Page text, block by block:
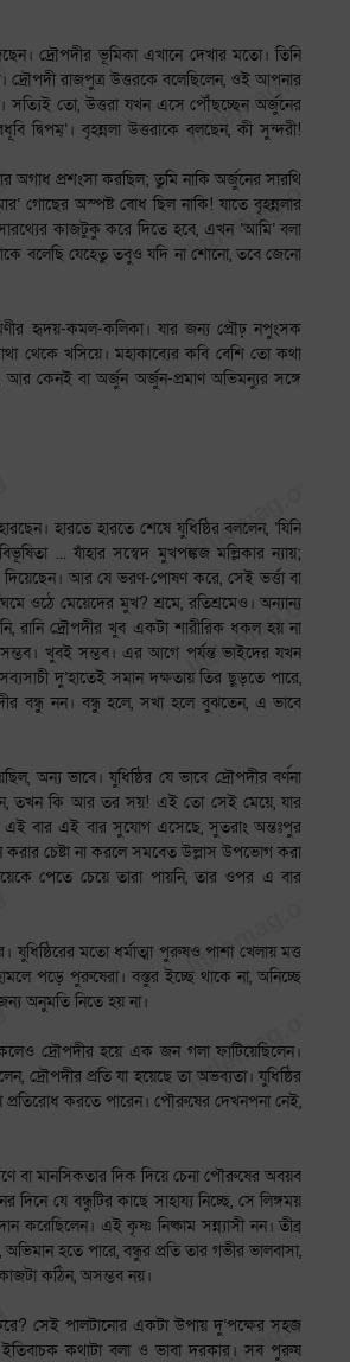
দ্রৌপদীর ভূমিকা এখানে দেখার মতো। তিনি
দ্রৌপদী রাজপুত্র উত্তরকে বলেছিলেন, ওই আপনার
সত্যিই তো, উত্তরা যখন এসে পৌঁছচ্ছেন অর্জুনের
বৃহন্নলা উত্তরাকে বলছেন, কী সুন্দরী!
অগাধ প্রশংসা করছিল; তুমি নাকি অর্জুনের সারথি
গোছের অস্পষ্ট বোধ ছিল নাকি! যাতে বৃহন্নলার
কাজটুকু করে দিতে হবে, এখন ‘আমি’ বলা
বলেছি যেহেতু তবুও যদি না শোনো, তবে জেনো
হৃদয়-কমল-কলিকা। যার জন্য প্রৌঢ় নপুংসক
থেকে খসিয়ে। মহাকাব্যের কবি বেশি তো কথা
আর কেনই বা অর্জুন অর্জুন-প্রমাণ অভিমন্যুর সঙ্গে
হারতে হারতে শেষে যুধিষ্ঠির বললেন, ‘যিনি
... যাঁহার সস্বেদ মুখপঙ্কজ মল্লিকার ন্যায়;
দিয়েছেন। আর যে ভরণ-পোষণ করে, সেই ভর্ত্তা বা
ওঠে মেয়েদের মুখ? শ্রমে, রতিশ্রমেও। অন্যান্য
রানি দ্রৌপদীর খুব একটা শারীরিক ধকল হয় না
খুবই সম্ভব। এর আগে পর্যন্ত ভাইদের যখন
দু’হাতেই সমান দক্ষতায় তির ছুড়তে পারে,
বন্ধু নন। বন্ধু হলে, সখা হলে বুঝতেন, এ ভাবে
অন্য ভাবে। যুধিষ্ঠির যে ভাবে দ্রৌপদীর বর্ণনা
তখন কি আর তর সয়! এই তো সেই মেয়ে, যার
এই বার এই বার সুযোগ এসেছে, সুতরাং অন্তঃপুর
করার চেষ্টা না করলে সমবেত উল্লাস উপভোগ করা
পেতে চেয়ে তারা পায়নি, তার ওপর এ বার
মতো ধর্মাত্মা পুরুষও পাশা খেলায় মত্ত
পড়ে পুরুষেরা। বস্তুর ইচ্ছে থাকে না, অনিচ্ছে
অনুমতি নিতে হয় না।
দ্রৌপদীর হয়ে এক জন গলা ফাটিয়েছিলেন।
দ্রৌপদীর প্রতি যা হয়েছে তা অভব্যতা। যুধিষ্ঠির
করতে পারেন। পৌরুষের দেখনপনা নেই,
বা মানসিকতার দিক দিয়ে চেনা পৌরুষের অবয়ব
যে বন্ধুটির কাছে সাহায্য নিচ্ছে, সে লিঙ্গময়
করেছিলেন। এই কৃষ্ণ নিষ্কাম সন্ন্যাসী নন। তীব্র
হতে পারে, বন্ধুর প্রতি তার গভীর ভালবাসা,
কঠিন, অসম্ভব নয়।
সেই পালটানোর একটা উপায় দু’পক্ষের সহজ
কথাটা বলা ও ভাবা দরকার। সব পুরুষ